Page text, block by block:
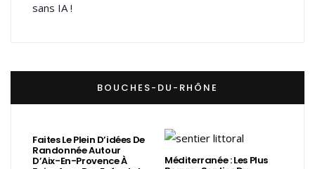
sans IA !
BOUCHES-DU-RHÔNE
Faites Le Plein D’idées De
Randonnée Autour
D’Aix-En-Provence À Méditerranée : Les Plus